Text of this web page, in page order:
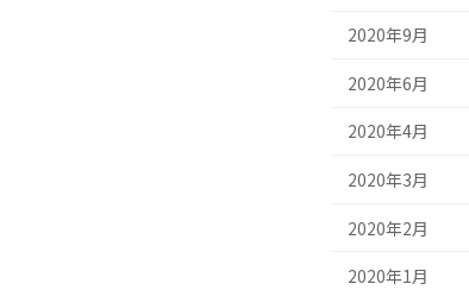
2020年9月
2020年6月
2020年4月
2020年3月
2020年2月
2020年1月